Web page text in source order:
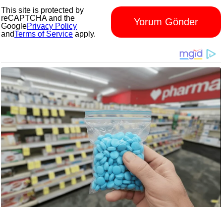
Yorum Gönder
This site is protected by
reCAPTCHA and the
GooglePrivacy Policy
andTerms of Service apply.